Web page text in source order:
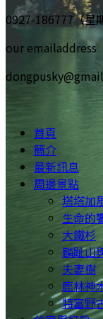
0927-186777（星
our emailaddress
首頁
簡介
最新訊息
周邊景點
塔塔加
生命的
大鐵杉
麟趾山
夫妻樹
鹿林神
特富野